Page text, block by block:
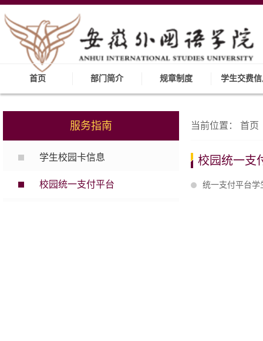
首页 部门简介 规章制度 学生交费
服务指南
学生校园卡信息
校园统一支付平台
当前位置： 首页
校园统一支
统一支付平台学